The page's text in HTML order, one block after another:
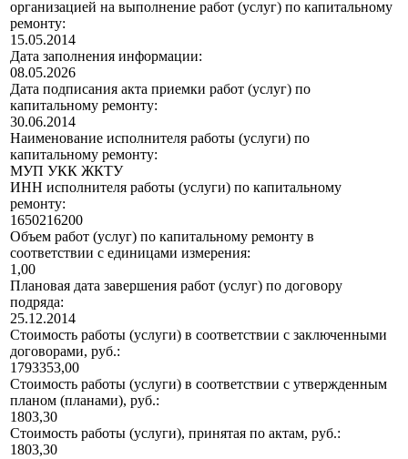
организацией на выполнение работ (услуг) по капитальному
ремонту:
15.05.2014
Дата заполнения информации:
08.05.2026
Дата подписания акта приемки работ (услуг) по
капитальному ремонту:
30.06.2014
Наименование исполнителя работы (услуги) по
капитальному ремонту:
МУП УКК ЖКТУ
ИНН исполнителя работы (услуги) по капитальному
ремонту:
1650216200
Объем работ (услуг) по капитальному ремонту в
соответствии с единицами измерения:
1,00
Плановая дата завершения работ (услуг) по договору
подряда:
25.12.2014
Стоимость работы (услуги) в соответствии с заключенными
договорами, руб.:
1793353,00
Стоимость работы (услуги) в соответствии с утвержденным
планом (планами), руб.:
1803,30
Стоимость работы (услуги), принятая по актам, руб.:
1803,30